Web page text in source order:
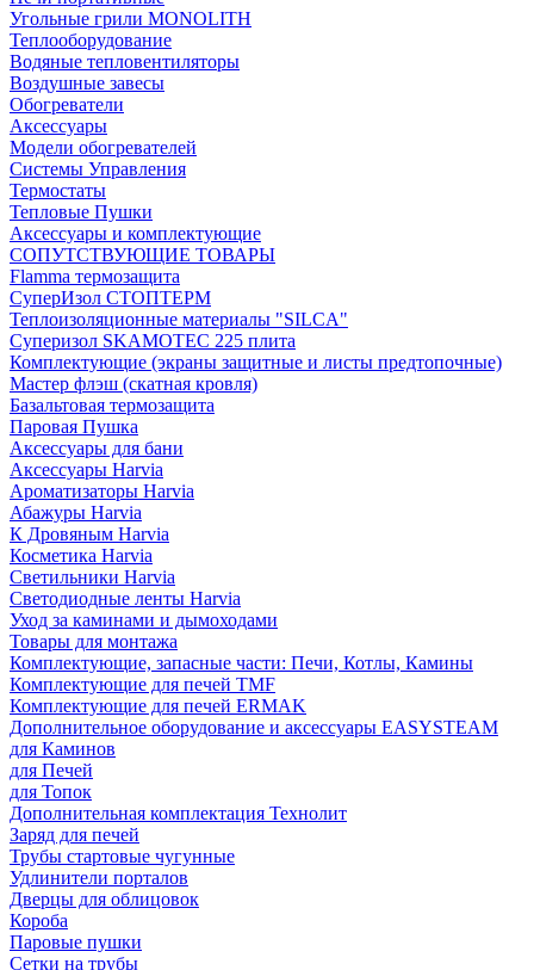
Угольные грили MONOLITH
Теплооборудование
Водяные тепловентиляторы
Воздушные завесы
Обогреватели
Аксессуары
Модели обогревателей
Системы Управления
Термостаты
Тепловые Пушки
Аксессуары и комплектующие
СОПУТСТВУЮЩИЕ ТОВАРЫ
Flamma термозащита
СуперИзол СТОПТЕРМ
Теплоизоляционные материалы "SILCA"
Суперизол SKAMOTEC 225 плита
Комплектующие (экраны защитные и листы предтопочные)
Мастер флэш (скатная кровля)
Базальтовая термозащита
Паровая Пушка
Аксессуары для бани
Аксессуары Harvia
Ароматизаторы Harvia
Абажуры Harvia
К Дровяным Harvia
Косметика Harvia
Светильники Harvia
Светодиодные ленты Harvia
Уход за каминами и дымоходами
Товары для монтажа
Комплектующие, запасные части: Печи, Котлы, Камины
Комплектующие для печей TMF
Комплектующие для печей ERMAK
Дополнительное оборудование и аксессуары EASYSTEAM
для Каминов
для Печей
для Топок
Дополнительная комплектация Технолит
Заряд для печей
Трубы стартовые чугунные
Удлинители порталов
Дверцы для облицовок
Короба
Паровые пушки
Сетки на трубы